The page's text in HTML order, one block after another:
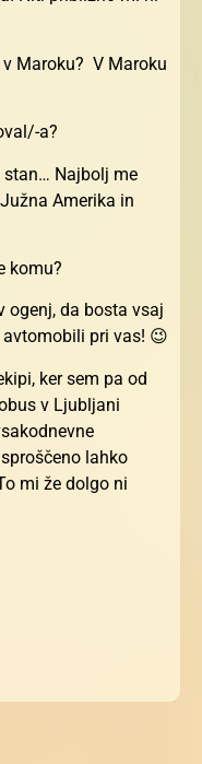
Maroku? V Maroku
a?
stan… Najbolj me
Amerika in
komu?
ogenj, da bosta vsaj
pri vas! 😉
ker sem pa od
v Ljubljani
lahko
mi že dolgo ni